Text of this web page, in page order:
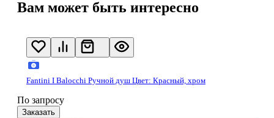
Вам может быть интересно
Fantini I Balocchi Ручной душ Цвет: Красный, хром
По запросу
Заказать